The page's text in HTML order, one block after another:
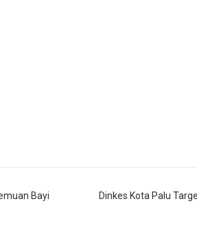
Bayi
Dinkes Kota Palu